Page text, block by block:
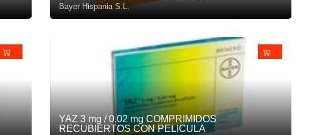
Bayer Hispania S.L.
YAZ 3 mg / 0,02 mg COMPRIMIDOS
RECUBIERTOS CON PELICULA